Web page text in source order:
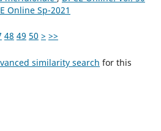
Online Sp-2021
48 49 50 > >>
similarity search for this